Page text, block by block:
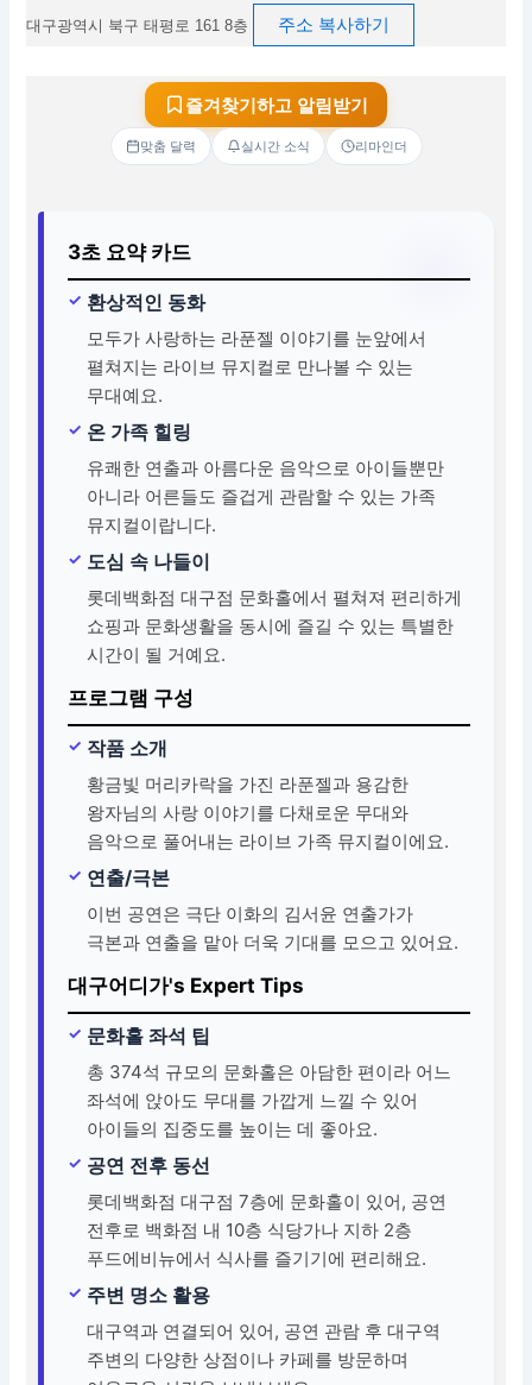
대구광역시 북구 태평로 161 8층 주소 복사하기
즐겨찾기하고 알림받기
맞춤 달력 실시간 소식 리마인더
3초 요약 카드
환상적인 동화
모두가 사랑하는 라푼젤 이야기를 눈앞에서
펼쳐지는 라이브 뮤지컬로 만나볼 수 있는
무대예요.
온 가족 힐링
유쾌한 연출과 아름다운 음악으로 아이들뿐만
아니라 어른들도 즐겁게 관람할 수 있는 가족
뮤지컬이랍니다.
도심 속 나들이
롯데백화점 대구점 문화홀에서 펼쳐져 편리하게
쇼핑과 문화생활을 동시에 즐길 수 있는 특별한
시간이 될 거예요.
프로그램 구성
작품 소개
황금빛 머리카락을 가진 라푼젤과 용감한
왕자님의 사랑 이야기를 다채로운 무대와
음악으로 풀어내는 라이브 가족 뮤지컬이에요.
연출/극본
이번 공연은 극단 이화의 김서윤 연출가가
극본과 연출을 맡아 더욱 기대를 모으고 있어요.
대구어디가's Expert Tips
문화홀 좌석 팁
총 374석 규모의 문화홀은 아담한 편이라 어느
좌석에 앉아도 무대를 가깝게 느낄 수 있어
아이들의 집중도를 높이는 데 좋아요.
공연 전후 동선
롯데백화점 대구점 7층에 문화홀이 있어, 공연
전후로 백화점 내 10층 식당가나 지하 2층
푸드에비뉴에서 식사를 즐기기에 편리해요.
주변 명소 활용
대구역과 연결되어 있어, 공연 관람 후 대구역
주변의 다양한 상점이나 카페를 방문하며